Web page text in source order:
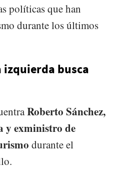
políticas que han
durante los últimos
izquierda busca
Roberto Sánchez,
y exministro de
durante el